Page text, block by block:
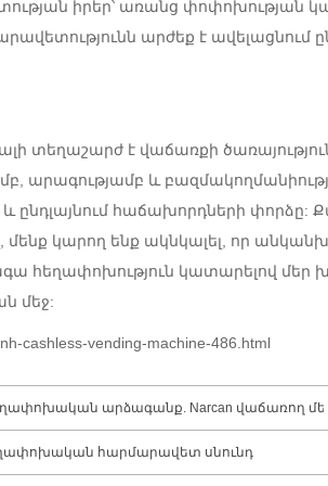
իրեր՝ առանց փոփոխության
արժեք է ավելացնում
տեղաշարժ է վաճառքի
արագությամբ և
հաճախորդների փորձը:
մենք կարող ենք ակնկալել, որ
հեղափոխություն կատարելով մեր
մեջ:
cashless-vending-machine-486.html
արձագանք. Narcan վաճառող
հարմարավետ սնունդ